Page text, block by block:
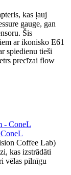
kas ļauj
gauge, gan
Šis
ar ikonisko E61
spiedienu tieši
precīzai flow
Coffee Lab)
kas izstrādāti
vēlas pilnīgu